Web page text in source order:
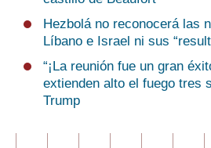
Hezbolá no reconocerá las
Líbano e Israel ni sus
“¡La reunión fue un gran
extienden alto el fuego tres
Trump